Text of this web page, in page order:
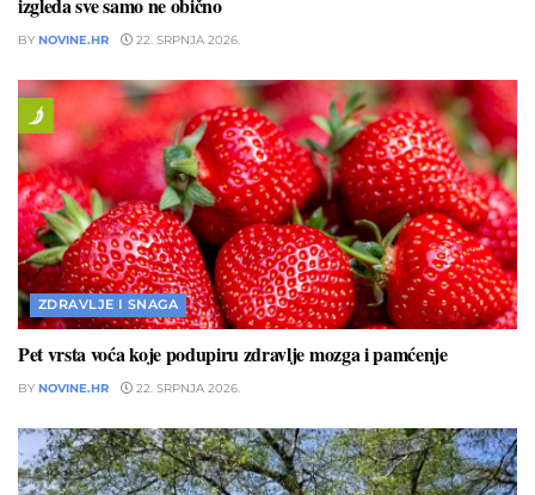
BY NOVINE.HR 22. SRPNJA 2026.
ZDRAVLJE I SNAGA
Pet vrsta voća koje podupiru zdravlje mozga i pamćenje
BY NOVINE.HR 22. SRPNJA 2026.